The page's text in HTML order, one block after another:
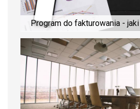
Program do fakturowania -